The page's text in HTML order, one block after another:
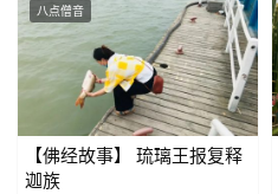
八点僧音
【佛经故事】 琉璃王报复释
迦族